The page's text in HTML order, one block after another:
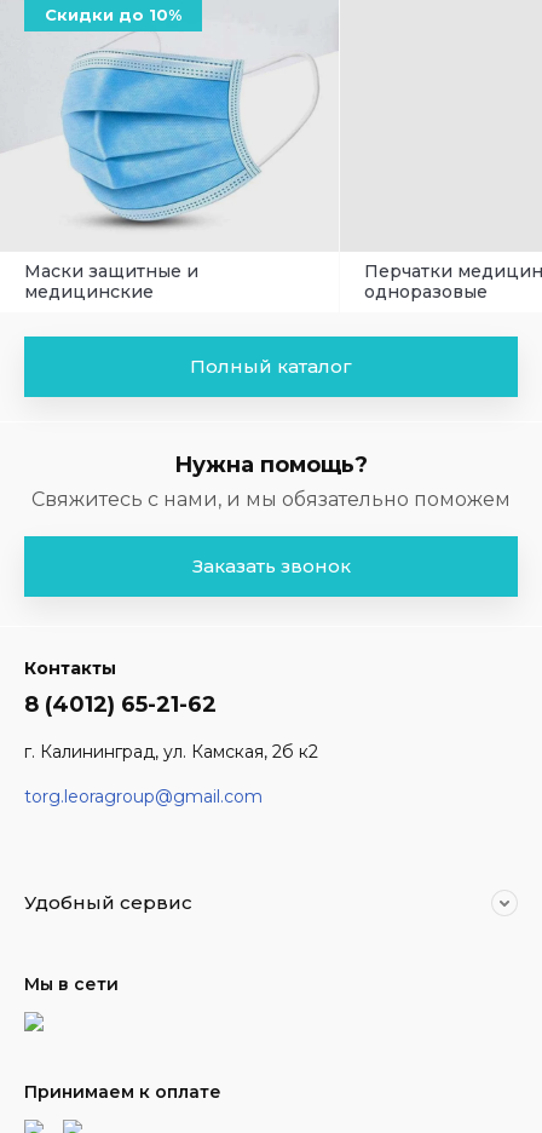
Скидки до 10%
Маски защитные и
медицинские
Перчатки
одноразовые
Полный каталог
Нужна помощь?
Свяжитесь с нами, и мы обязательно поможем
Заказать звонок
Контакты
8 (4012) 65-21-62
г. Калининград, ул. Камская, 2б к2
torg.leoragroup@gmail.com
Удобный сервис
Мы в сети
Принимаем к оплате